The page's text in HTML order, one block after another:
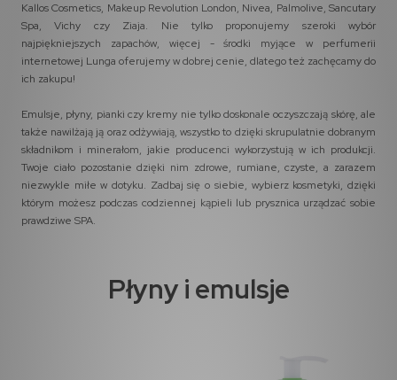
Kallos Cosmetics, Makeup Revolution London, Nivea, Palmolive, Sancutary
Spa, Vichy czy Ziaja. Nie tylko proponujemy szeroki wybór
najpiękniejszych zapachów, więcej - środki myjące w perfumerii
internetowej Lunga oferujemy w dobrej cenie, dlatego też zachęcamy do
ich zakupu!
Emulsje, płyny, pianki czy kremy nie tylko doskonale oczyszczają skórę, ale
także nawilżają ją oraz odżywiają, wszystko to dzięki skrupulatnie dobranym
składnikom i minerałom, jakie producenci wykorzystują w ich produkcji.
Twoje ciało pozostanie dzięki nim zdrowe, rumiane, czyste, a zarazem
niezwykle miłe w dotyku. Zadbaj się o siebie, wybierz kosmetyki, dzięki
którym możesz podczas codziennej kąpieli lub prysznica urządzać sobie
prawdziwe SPA.
Płyny i emulsje